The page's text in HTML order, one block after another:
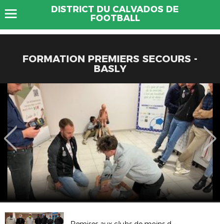
DISTRICT DU CALVADOS DE
FOOTBALL
FORMATION PREMIERS SECOURS -
BASLY